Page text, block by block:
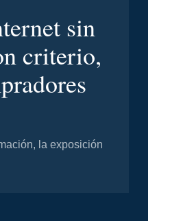
sin
criterio,
la exposición